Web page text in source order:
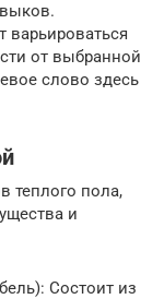
варьироваться
от выбранной
слово здесь
теплого пола,
и
Состоит из